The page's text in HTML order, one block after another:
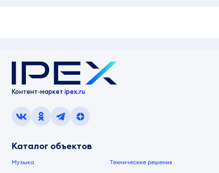
Контент-маркет ipex.ru
Каталог объектов
Музыка Технические решения